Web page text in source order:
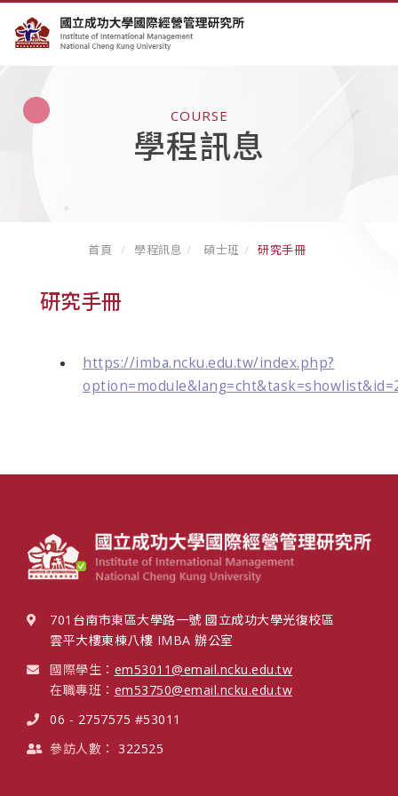
COURSE
學程訊息
首頁 學程訊息 碩士班 研究手冊
研究手冊
https://imba.ncku.edu.tw/index.php?
701台南市東區大學路一號 國立成功大學光復校區
雲平大樓東棟八樓 IMBA 辦公室
國際學生： em53011@email.ncku.edu.tw
在職專班： em53750@email.ncku.edu.tw
06 - 2757575 #53011
參訪人數： 322525